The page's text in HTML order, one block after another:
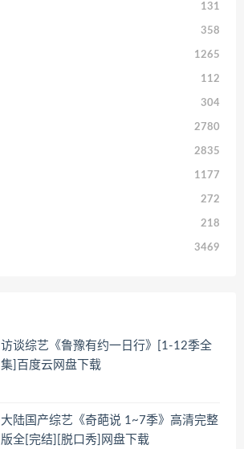
131
358
1265
112
304
2780
2835
1177
272
218
3469
访谈综艺《鲁豫有约一日行》[1-12季全
集]百度云网盘下载
大陆国产综艺《奇葩说 1~7季》高清完整
版全[完结][脱口秀]网盘下载